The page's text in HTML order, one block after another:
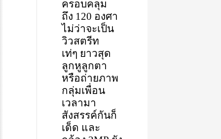
ครอบคลุม
ถึง 120 องศา
ไม่ว่าจะเป็น
วิวสตรีท
เท่ๆ ยาวสุด
ลูกหูลูกตา
หรือถ่ายภาพ
กลุ่มเพื่อน
เวลามา
สังสรรค์กันก็
เด็ด และ